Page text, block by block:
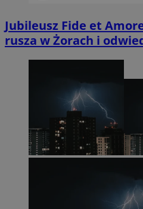
Jubileusz Fide et
rusza w Żorach i